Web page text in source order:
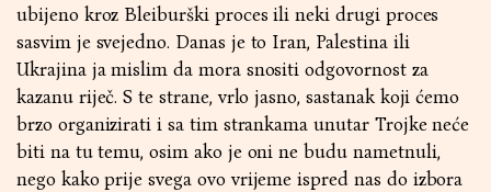
ubijeno kroz Bleiburški proces ili neki drugi proces
sasvim je svejedno. Danas je to Iran, Palestina ili
Ukrajina ja mislim da mora snositi odgovornost za
kazanu riječ. S te strane, vrlo jasno, sastanak koji ćemo
brzo organizirati i sa tim strankama unutar Trojke neće
biti na tu temu, osim ako je oni ne budu nametnuli,
nego kako prije svega ovo vrijeme ispred nas do izbora